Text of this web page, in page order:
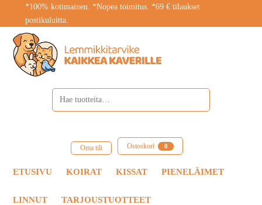
*100% kotimainen. *Nopea toimitus. *69 € tilaukset
postikuluitta.
Oma tili Ostoskori 0
ETUSIVU KOIRAT KISSAT PIENELÄIMET
LINNUT TARJOUSTUOTTEET